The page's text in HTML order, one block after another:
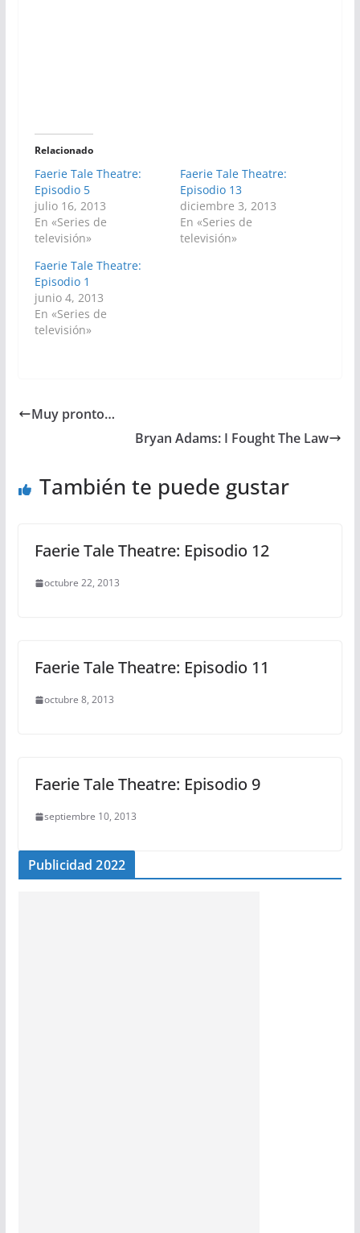
Relacionado
Faerie Tale Theatre:
Episodio 5
julio 16, 2013
En «Series de
televisión»
Faerie Tale Theatre:
Episodio 13
diciembre 3, 2013
En «Series de
televisión»
Faerie Tale Theatre:
Episodio 1
junio 4, 2013
En «Series de
televisión»
Muy pronto…
Bryan Adams: I Fought The Law
También te puede gustar
Faerie Tale Theatre: Episodio 12
octubre 22, 2013
Faerie Tale Theatre: Episodio 11
octubre 8, 2013
Faerie Tale Theatre: Episodio 9
septiembre 10, 2013
Publicidad 2022